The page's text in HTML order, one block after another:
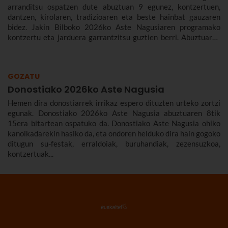
arranditsu ospatzen dute abuztuan 9 egunez, kontzertuen,
dantzen, kirolaren, tradizioaren eta beste hainbat gauzaren
bidez. Jakin Bilboko 2026ko Aste Nagusiaren programako
kontzertu eta jarduera garrantzitsu guztien berri. Abuztuaren
GOZATU
Donostiako 2026ko Aste Nagusia
Hemen dira donostiarrek irrikaz espero dituzten urteko zortzi
egunak. Donostiako 2026ko Aste Nagusia abuztuaren 8tik
15era bitartean ospatuko da. Donostiako Aste Nagusia ohiko
kanoikadarekin hasiko da, eta ondoren helduko dira hain gogoko
ditugun su-festak, erraldoiak, buruhandiak, zezensuzkoa,
kontzertuak...